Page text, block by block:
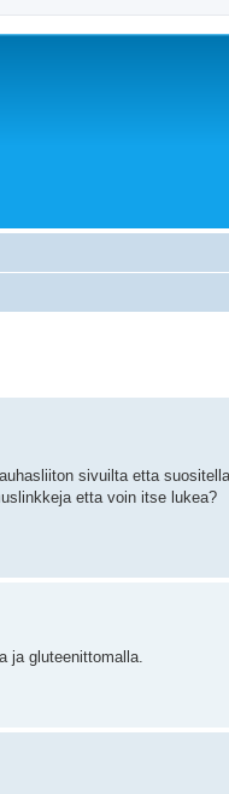
sivuilta etta
etta voin itse lukea?
ja gluteenittomalla.